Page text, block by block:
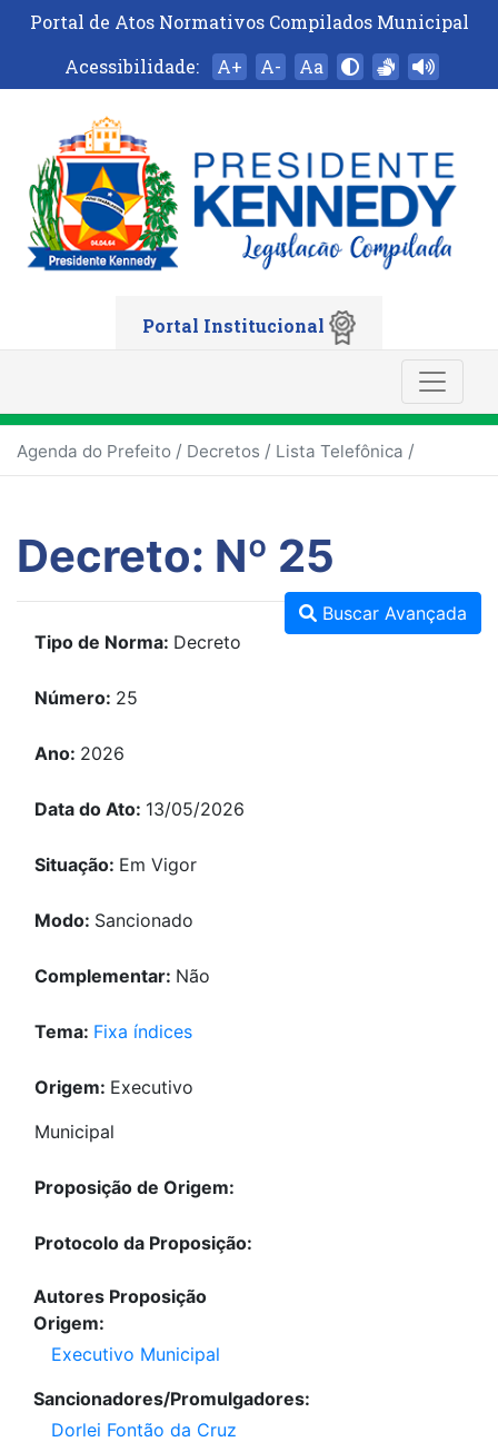
Portal de Atos Normativos Compilados Municipal
Acessibilidade:
A+ A- Aa
Portal Institucional
Agenda do Prefeito / Decretos / Lista Telefônica /
Decreto: Nº 25
Buscar Avançada
Tipo de Norma: Decreto
Número: 25
Ano: 2026
Data do Ato: 13/05/2026
Situação: Em Vigor
Modo: Sancionado
Complementar: Não
Tema: Fixa índices
Origem: Executivo
Municipal
Proposição de Origem:
Protocolo da Proposição:
Autores Proposição
Origem:
Executivo Municipal
Sancionadores/Promulgadores:
Dorlei Fontão da Cruz